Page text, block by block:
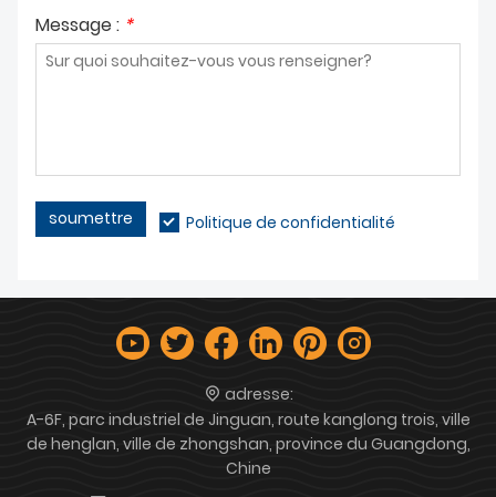
Message : *
soumettre Politique de confidentialité
adresse:
A-6F, parc industriel de Jinguan, route kanglong trois, ville
de henglan, ville de zhongshan, province du Guangdong,
Chine